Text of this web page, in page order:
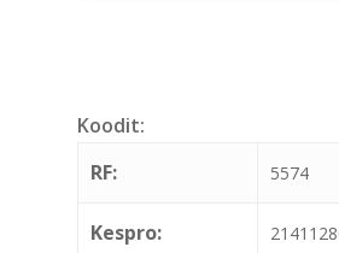
Koodit:
RF:
5574
Kespro: